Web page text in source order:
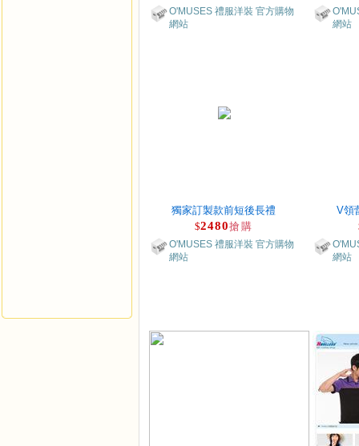
O'MUSES 禮服洋裝 官方購物
網站
網站
獨家訂製款前短後長禮
$2480搶購
O'MUSES 禮服洋裝 官方購物
網站
V領
網站